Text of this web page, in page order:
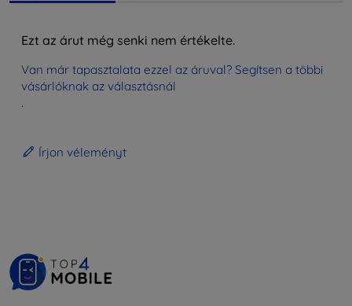
Ezt az árut még senki nem értékelte.
Van már tapasztalata ezzel az áruval? Segítsen a többi
vásárlóknak az választásnál
.
Írjon véleményt